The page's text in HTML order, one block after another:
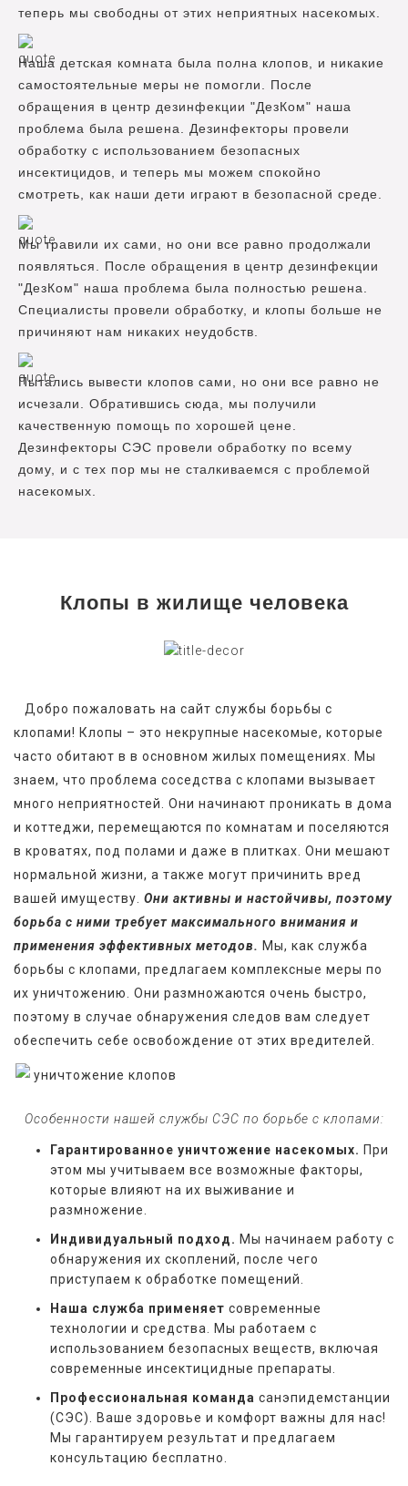
теперь мы свободны от этих неприятных насекомых.
Наша детская комната была полна клопов, и никакие
самостоятельные меры не помогли. После
обращения в центр дезинфекции "ДезКом" наша
проблема была решена. Дезинфекторы провели
обработку с использованием безопасных
инсектицидов, и теперь мы можем спокойно
смотреть, как наши дети играют в безопасной среде.
Мы травили их сами, но они все равно продолжали
появляться. После обращения в центр дезинфекции
"ДезКом" наша проблема была полностью решена.
Специалисты провели обработку, и клопы больше не
причиняют нам никаких неудобств.
Пытались вывести клопов сами, но они все равно не
исчезали. Обратившись сюда, мы получили
качественную помощь по хорошей цене.
Дезинфекторы СЭС провели обработку по всему
дому, и с тех пор мы не сталкиваемся с проблемой
насекомых.
Клопы в жилище человека
Добро пожаловать на сайт службы борьбы с
клопами! Клопы – это некрупные насекомые, которые
часто обитают в в основном жилых помещениях. Мы
знаем, что проблема соседства с клопами вызывает
много неприятностей. Они начинают проникать в дома
и коттеджи, перемещаются по комнатам и поселяются
в кроватях, под полами и даже в плитках. Они мешают
нормальной жизни, а также могут причинить вред
вашей имуществу. Они активны и настойчивы, поэтому
борьба с ними требует максимального внимания и
применения эффективных методов. Мы, как служба
борьбы с клопами, предлагаем комплексные меры по
их уничтожению. Они размножаются очень быстро,
поэтому в случае обнаружения следов вам следует
обеспечить себе освобождение от этих вредителей.
Особенности нашей службы СЭС по борьбе с клопами:
Гарантированное уничтожение насекомых. При
этом мы учитываем все возможные факторы,
которые влияют на их выживание и
размножение.
Индивидуальный подход. Мы начинаем работу с
обнаружения их скоплений, после чего
приступаем к обработке помещений.
Наша служба применяет современные
технологии и средства. Мы работаем с
использованием безопасных веществ, включая
современные инсектицидные препараты.
Профессиональная команда санэпидемстанции
(СЭС). Ваше здоровье и комфорт важны для нас!
Мы гарантируем результат и предлагаем
консультацию бесплатно.